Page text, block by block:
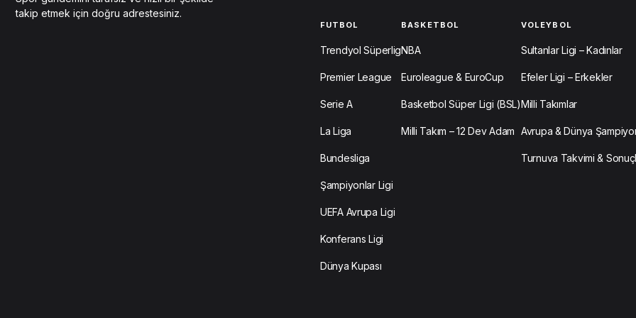
takip etmek için doğru adrestesiniz.
FUTBOL
Trendyol Süperlig
Premier League
Serie A
La Liga
Bundesliga
Şampiyonlar Ligi
UEFA Avrupa Ligi
Konferans Ligi
Dünya Kupası
BASKETBOL
NBA
Euroleague & EuroCup
Basketbol Süper Ligi (BSL)
Milli Takım – 12 Dev Adam
VOLEYBOL
Sultanlar Ligi – Kadınlar
Efeler Ligi – Erkekler
Milli Takımlar
Avrupa & Dünya
Turnuva Takvimi &